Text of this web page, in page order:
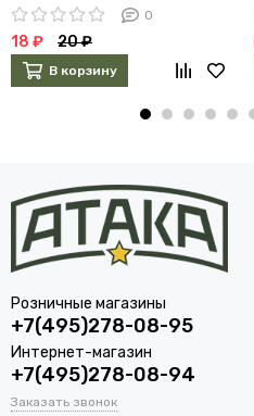
0
18 ₽ 20 ₽
В корзину
Розничные магазины
+7(495)278-08-95
Интернет-магазин
+7(495)278-08-94
Заказать звонок